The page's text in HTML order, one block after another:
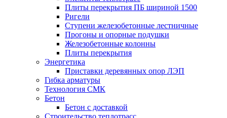
Плиты перекрытия ПБ шириной 1500
Ригели
Ступени железобетонные лестничные
Прогоны и опорные подушки
Железобетонные колонны
Плиты перекрытия
Энергетика
Приставки деревянных опор ЛЭП
Гибка арматуры
Технология СМК
Бетон
Бетон с доставкой
Строительство теплотрасс